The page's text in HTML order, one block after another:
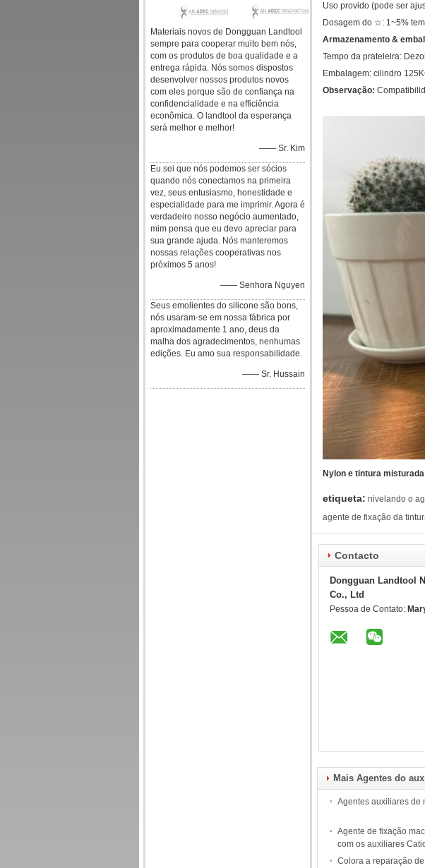
Materiais novos de Dongguan Landtool
sempre para cooperar muito bem nós,
com os produtos de boa qualidade e a
entrega rápida. Nós somos dispostos
desenvolver nossos produtos novos
com eles porque são de confiança na
confidencialidade e na efficiência
econômica. O landtool da esperança
será melhor e melhor!
—— Sr. Kim
Eu sei que nós podemos ser sócios
quando nós conectamos na primeira
vez, seus entusiasmo, honestidade e
especialidade para me imprimir. Agora é
verdadeiro nosso negócio aumentado,
mim pensa que eu devo apreciar para
sua grande ajuda. Nós manteremos
nossas relações cooperativas nos
próximos 5 anos!
—— Senhora Nguyen
Seus emolientes do silicone são bons,
nós usaram-se em nossa fábrica por
aproximadamente 1 ano, deus da
malha dos agradecimentos, nenhumas
edições. Eu amo sua responsabilidade.
—— Sr. Hussain
Uso provido (pode ser
Dosagem do ☆: 1~5%
Armazenamento &
Tempo da prateleira:
Embalagem: cilindro
Observação:
Nylon e tintura
etiqueta: nivelando o
agente de fixação da
Contacto
Dongguan Landtool
Co., Ltd
Pessoa de Contato:
Mais Agentes do
Agentes auxiliares de
Agente de fixação
com os auxiliares
Colora a reparação